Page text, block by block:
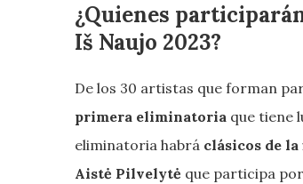
¿Quienes
Iš Naujo 2023?
De los 30 artistas que forman
primera eliminatoria que tiene
eliminatoria habrá clásicos de
Aistė Pilvelytė que participa por